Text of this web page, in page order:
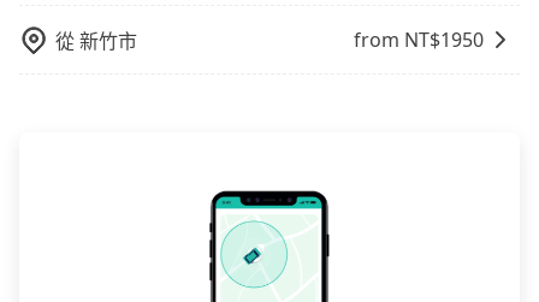
樣。另外，偶爾也會遇到明明已經預約了時間但上一位
上下車地點仍有段距離，在遇到下雨天或者載行李時，
從新竹市 from NT$1950